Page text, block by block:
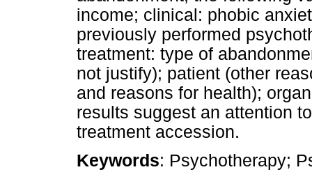
income; clinical: phobic
previously performed
treatment: type of
not justify); patient (other
and reasons for health);
results suggest an attention
treatment accession.
Keywords: Psychotherapy;